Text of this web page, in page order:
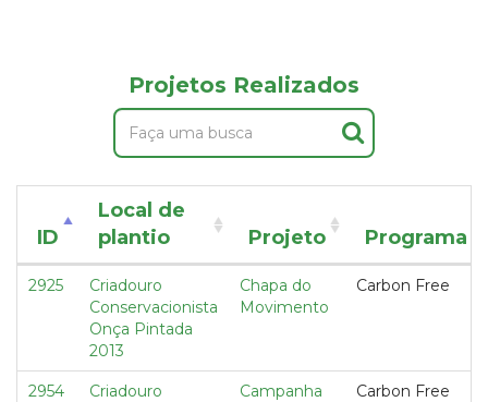
Projetos Realizados
ID
Local de
plantio
Projeto Programa
2925
Criadouro
Conservacionista
Onça Pintada
2013
Chapa do
Movimento
Carbon Free
2954
Criadouro
Campanha
Carbon Free